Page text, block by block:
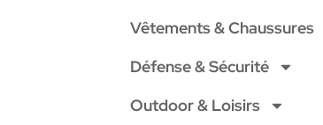
Vêtements & Chaussures
Défense & Sécurité
Outdoor & Loisirs